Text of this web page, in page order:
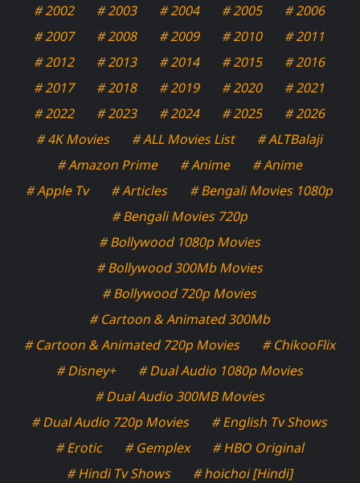
# 2002
# 2003 # 2004 # 2005
# 2006
# 2007
# 2008 # 2009 # 2010
# 2011
# 2012
# 2013 # 2014 # 2015
# 2016
# 2017
# 2018 # 2019 # 2020
# 2021
# 2022
# 2023 # 2024 # 2025
# 2026
# 4K Movies
# ALL Movies List
# ALTBalaji
# Amazon Prime
# Anime
# Anime
# Apple Tv
# Articles
# Bengali Movies 1080p
# Bengali Movies 720p
# Bollywood 1080p Movies
# Bollywood 300Mb Movies
# Bollywood 720p Movies
# Cartoon & Animated 300Mb
# Cartoon & Animated 720p Movies
# ChikooFlix
# Disney+
# Dual Audio 1080p Movies
# Dual Audio 300MB Movies
# Dual Audio 720p Movies
# English Tv Shows
# Erotic
# Gemplex
# HBO Original
# Hindi Tv Shows
# hoichoi [Hindi]